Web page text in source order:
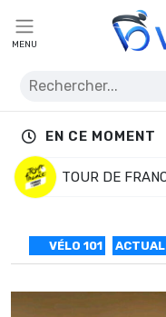
MENU
EN CE MOMENT
TOUR DE
VÉLO 101